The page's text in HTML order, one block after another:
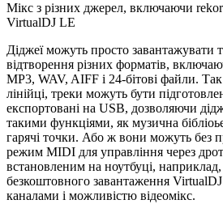
Мікс з різних джерел, включаючи
VirtualDJ LE
Діджеї можуть просто завантажувати
відтворення різних форматів,
MP3, WAV, AIFF і 24-бітові файли.
лінійці, треки можуть бути
експортовані на USB, дозволяючи
такими функціями, як музична
гарячі точки. Або ж вони можуть без
режим MIDI для управління через
встановленим на ноутбуці,
безкоштовного завантаження
каналами і можливістю відеомікс.